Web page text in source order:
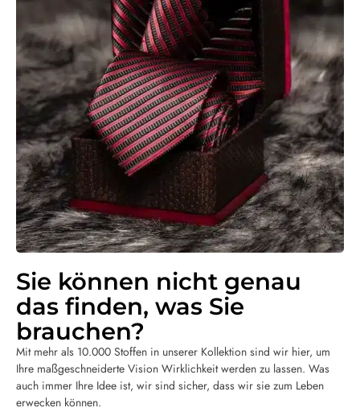
Sie können nicht genau
das finden, was Sie
brauchen?
Mit mehr als 10.000 Stoffen in unserer Kollektion sind wir hier, um
Ihre maßgeschneiderte Vision Wirklichkeit werden zu lassen. Was
auch immer Ihre Idee ist, wir sind sicher, dass wir sie zum Leben
erwecken können.